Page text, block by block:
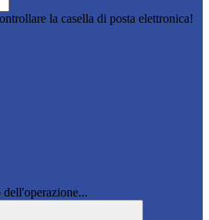
la casella di posta elettronica!